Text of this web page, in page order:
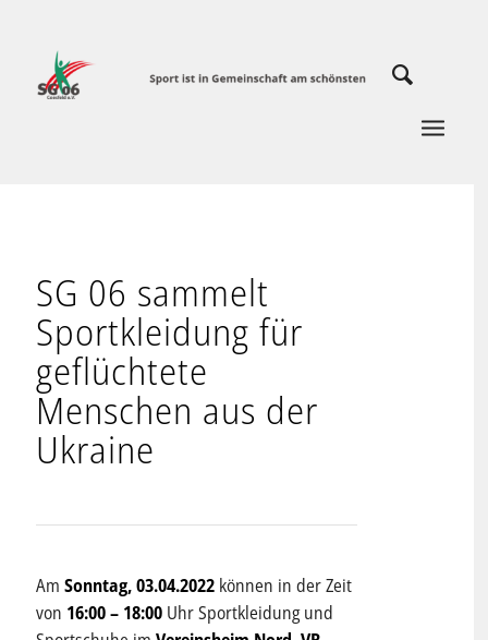
SG 06 sammelt
Sportkleidung für
geflüchtete
Menschen aus der
Ukraine
Am Sonntag, 03.04.2022können in der Zeit
von 16:00 – 18:00Uhr Sportkleidung und